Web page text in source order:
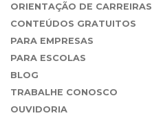
ORIENTAÇÃO DE CARREIRAS
CONTEÚDOS GRATUITOS
PARA EMPRESAS
PARA ESCOLAS
BLOG
TRABALHE CONOSCO
OUVIDORIA